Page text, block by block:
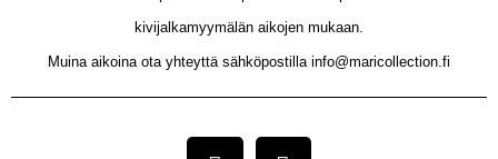
kivijalkamyymälän aikojen mukaan.
Muina aikoina ota yhteyttä sähköpostilla info@maricollection.fi